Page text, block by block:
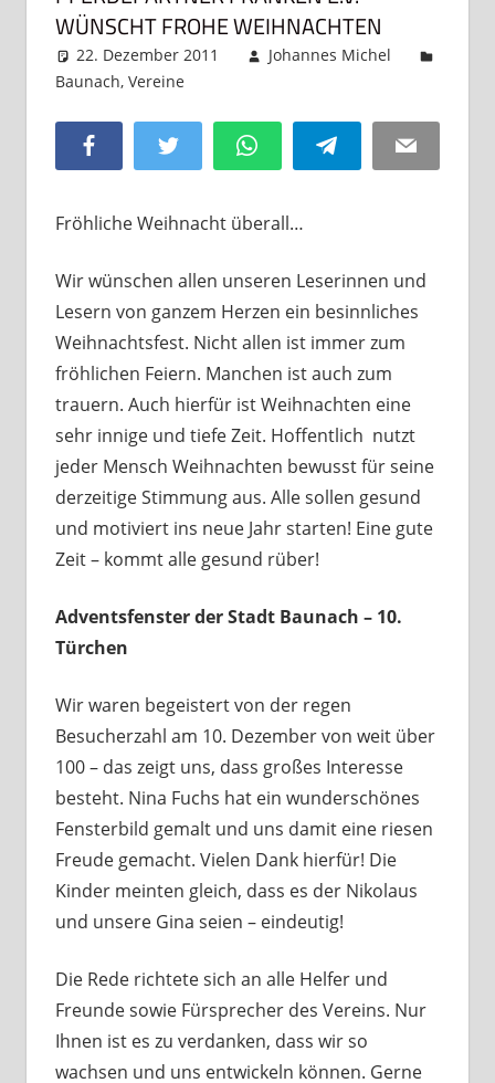
WÜNSCHT FROHE WEIHNACHTEN
22. Dezember 2011
Johannes Michel
Baunach, Vereine
Facebook Twitter WhatsAppTelegram Email
Fröhliche Weihnacht überall…
Wir wünschen allen unseren Leserinnen und
Lesern von ganzem Herzen ein besinnliches
Weihnachtsfest. Nicht allen ist immer zum
fröhlichen Feiern. Manchen ist auch zum
trauern. Auch hierfür ist Weihnachten eine
sehr innige und tiefe Zeit. Hoffentlich nutzt
jeder Mensch Weihnachten bewusst für seine
derzeitige Stimmung aus. Alle sollen gesund
und motiviert ins neue Jahr starten! Eine gute
Zeit – kommt alle gesund rüber!
Adventsfenster der Stadt Baunach – 10.
Türchen
Wir waren begeistert von der regen
Besucherzahl am 10. Dezember von weit über
100 – das zeigt uns, dass großes Interesse
besteht. Nina Fuchs hat ein wunderschönes
Fensterbild gemalt und uns damit eine riesen
Freude gemacht. Vielen Dank hierfür! Die
Kinder meinten gleich, dass es der Nikolaus
und unsere Gina seien – eindeutig!
Die Rede richtete sich an alle Helfer und
Freunde sowie Fürsprecher des Vereins. Nur
Ihnen ist es zu verdanken, dass wir so
wachsen und uns entwickeln können. Gerne